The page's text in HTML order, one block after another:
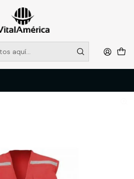
RETIROS EN TIENDA, DESDE
2237
Leer más
TECNICA Y CORPORATIVA
CHALECOS GEOLOGOS
ROJO BLACK BULL T/XL